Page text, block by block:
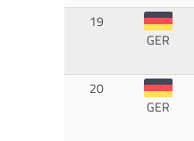
19
GER
20
GER